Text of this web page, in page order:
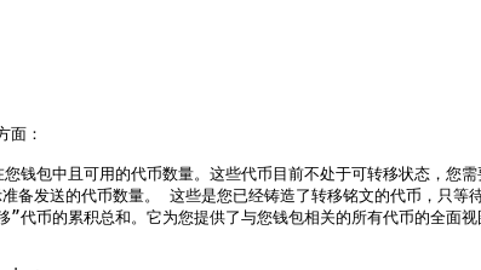
面：
且可用的代币数量。这些代币目前不处于可转移状态，您需要
代币数量。 这些是您已经铸造了转移铭文的代币，只等待
的累积总和。它为您提供了与您钱包相关的所有代币的全面视